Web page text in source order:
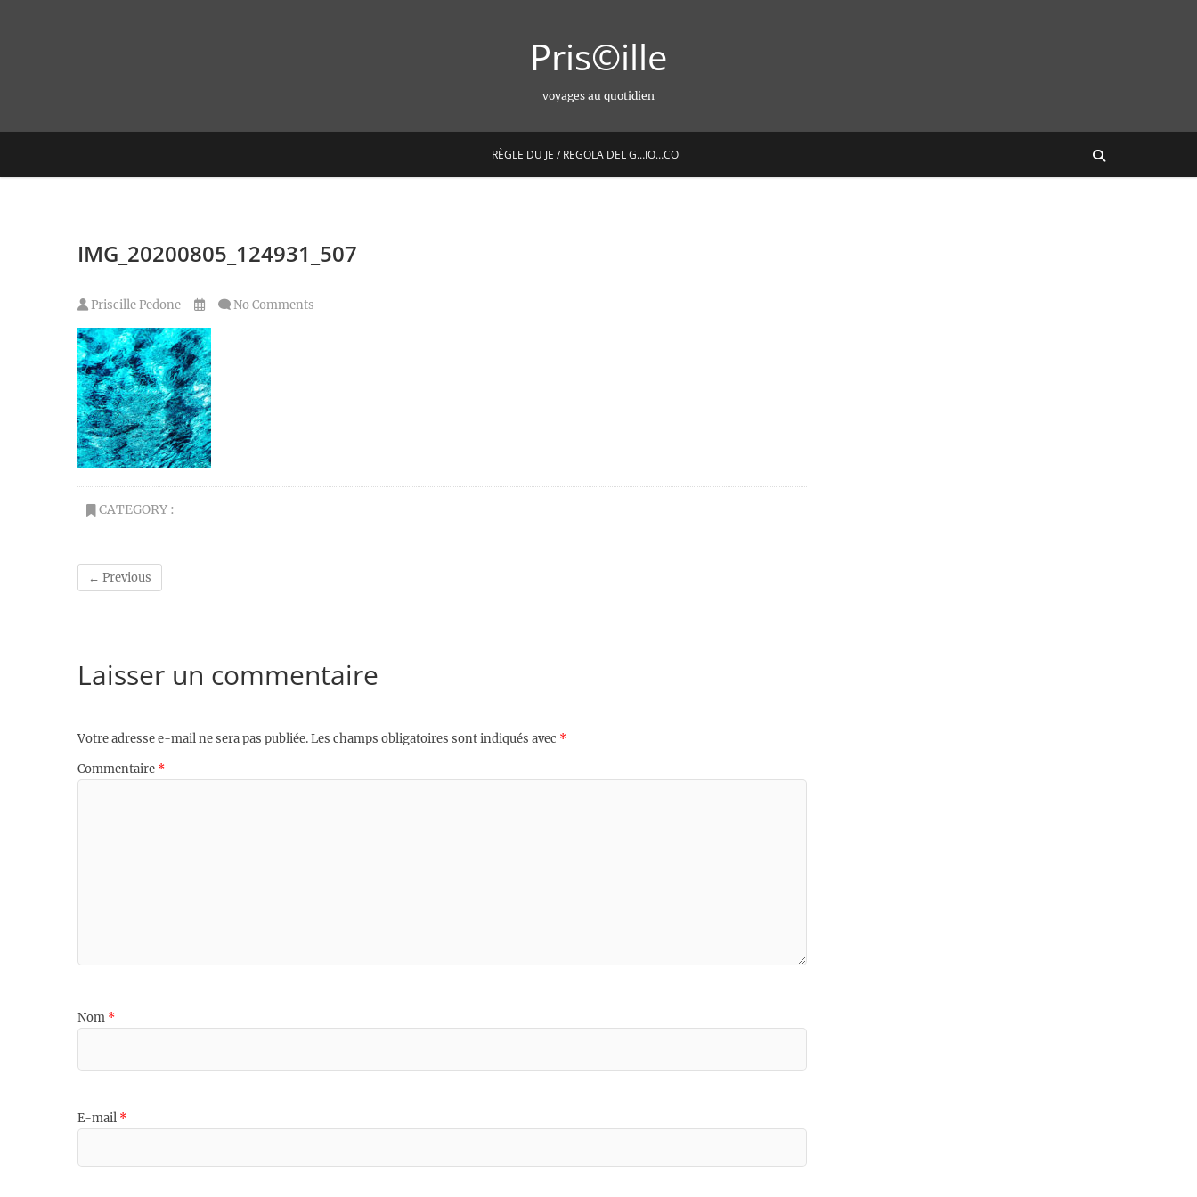
Pris©ille
voyages au quotidien
RÈGLE DU JE / REGOLA DEL G…IO…CO
IMG_20200805_124931_507
Priscille Pedone No Comments
CATEGORY :
← Previous
Laisser un commentaire
Votre adresse e-mail ne sera pas publiée.Les champs obligatoires sont indiqués avec *
Commentaire *
Nom *
E-mail *